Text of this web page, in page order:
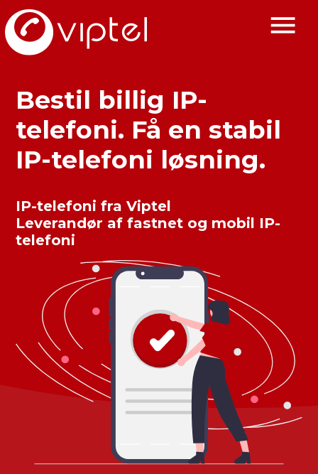
Bestil billig IP-
telefoni. Få en stabil
IP-telefoni løsning.
IP-telefoni fra Viptel
Leverandør af fastnet og mobil IP-
telefoni